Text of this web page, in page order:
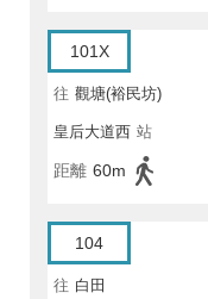
101X
往 觀塘(裕民坊)
皇后大道西 站
距離 60m
104
往 白田